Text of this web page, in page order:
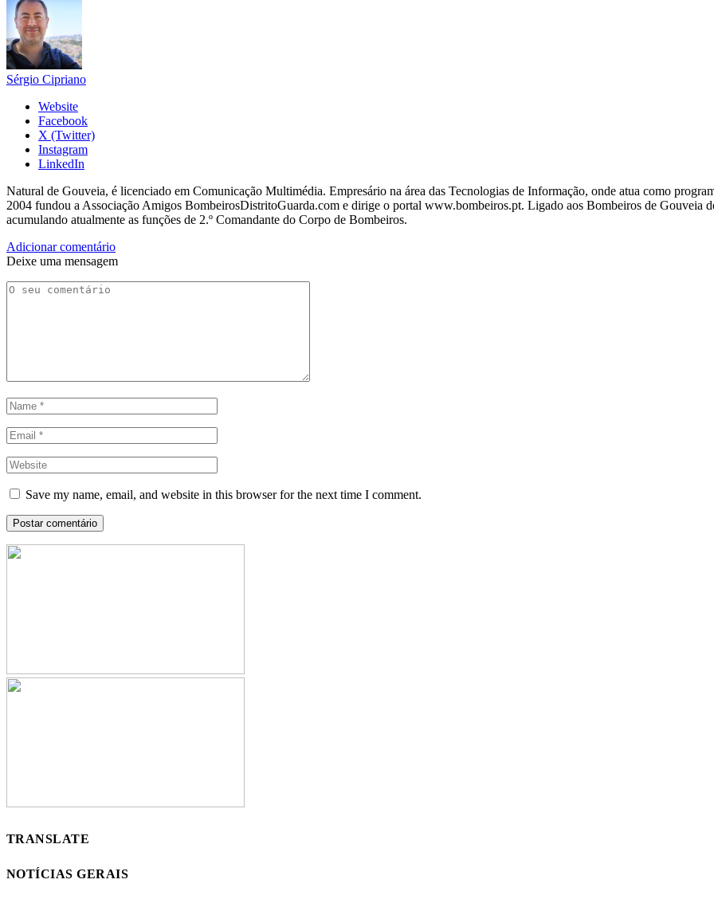
Sérgio Cipriano
Website
Facebook
X (Twitter)
Instagram
LinkedIn
Natural de Gouveia, é licenciado em Comunicação Multimédia. Empresário na área das Tecnologias de Informação, onde atua como
2004 fundou a Associação Amigos BombeirosDistritoGuarda.com e dirige o portal www.bombeiros.pt. Ligado aos Bombeiros de Gouveia
acumulando atualmente as funções de 2.º Comandante do Corpo de Bombeiros.
Adicionar comentário
Deixe uma mensagem
Save my name, email, and website in this browser for the next time I comment.
TRANSLATE
NOTÍCIAS GERAIS